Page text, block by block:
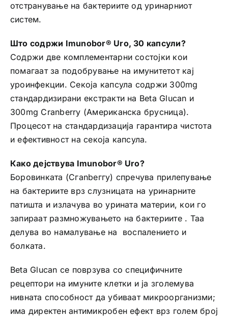
отстранување на бактериите од уринарниот
систем.
Што содржи Imunobor® Uro, 30 капсули?
Содржи две комплементарни состојки кои
помагаат за подобрување на имунитетот кај
уроинфекции. Секоја капсула содржи 300mg
стандардизирани екстракти на Beta Glucan и
300mg Cranberry (Американска брусница).
Процесот на стандардизација гарантира чистота
и ефективност на секоја капсула.
Како деjствува Imunobor® Uro?
Боровинката (Сгаnbеггу) спречува прилепување
на бактериите врз слузницата на уринарните
патишта и излачува во урината материи, кои го
запираат размножувањето на бактериите . Таа
делува во намалување на воспалението и
болката.
Beta Glucan се поврзува со специфичните
рецептори на имуните клетки и ја зголемува
нивната способност да убиваат микроорганизми;
има директен антимикробен ефект врз голем број